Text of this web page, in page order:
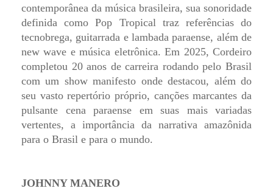
contemporânea da música brasileira, sua sonoridade
definida como Pop Tropical traz referências do
tecnobrega, guitarrada e lambada paraense, além de
new wave e música eletrônica. Em 2025, Cordeiro
completou 20 anos de carreira rodando pelo Brasil
com um show manifesto onde destacou, além do
seu vasto repertório próprio, canções marcantes da
pulsante cena paraense em suas mais variadas
vertentes, a importância da narrativa amazônida
para o Brasil e para o mundo.
JOHNNY MANERO